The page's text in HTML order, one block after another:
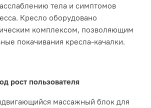
тела и симптомов
Кресло оборудовано
комплексом, позволяющим
покачивания кресла-качалки.
рост пользователя
массажный блок для